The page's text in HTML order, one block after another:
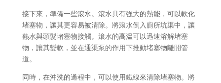
接下來，準備一些滾水。滾水具有強大的熱能，可以軟化
堵塞物，讓其更容易被清除。將滾水倒入廁所坑渠中，讓
熱水與頭髮堵塞物接觸。滾水的高溫可以迅速溶解堵塞
物，讓其變軟，並在通渠泵的作用下推動堵塞物離開管
道。
同時，在沖洗的過程中，可以使用鐵線來清除堵塞物。將